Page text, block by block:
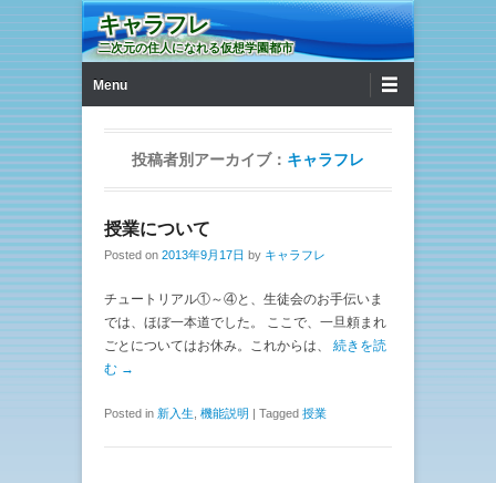
キャラフレ
二次元の住人になれる仮想学園都市
Menu
投稿者別アーカイブ： キャラフレ
授業について
Posted on 2013年9月17日 by キャラフレ
チュートリアル①～④と、生徒会のお手伝いま
では、ほぼ一本道でした。 ここで、一旦頼まれ
ごとについてはお休み。これからは、 続きを読
む →
Posted in 新入生 機能説明 | Tagged 授業